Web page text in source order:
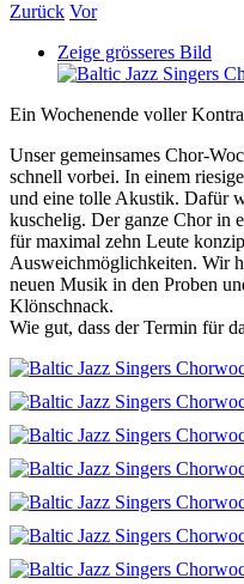
Zurück Vor
Zeige grösseres Bild
Ein Wochenende voller
Unser gemeinsames Chor-
schnell vorbei. In einem
und eine tolle Akustik. Dafür
kuschelig. Der ganze Chor in
für maximal zehn Leute
Ausweichmöglichkeiten. Wir
neuen Musik in den Proben
Klönschnack.
Wie gut, dass der Termin für